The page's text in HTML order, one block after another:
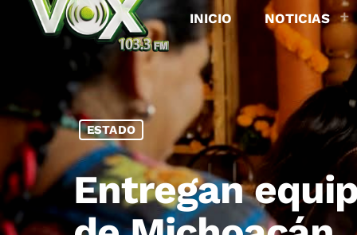
Player Debug
pushFeed = INITIALIZE1786060121143
newFeedReading = REITERATE - 1786060121144
newFeedReading = REITERATE - 1786060121192
INICIO NOTICIAS
ESTADO
Entregan